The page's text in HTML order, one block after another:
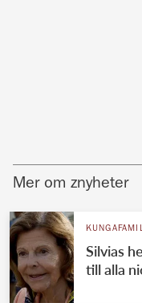
Mer om znyheter
Silvias
till alla